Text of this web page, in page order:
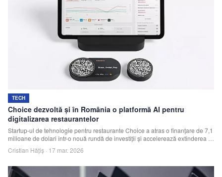
TECH
Choice dezvoltă și în România o platformă AI pentru
digitalizarea restaurantelor
Startup-ul de tehnologie pentru restaurante Choice a atras o finanțare de 7,1
milioane de dolari într-o nouă rundă de investiții și accelerează extinderea în
piață în 2025.
Cristian Hățiș · 17 mar. 2026